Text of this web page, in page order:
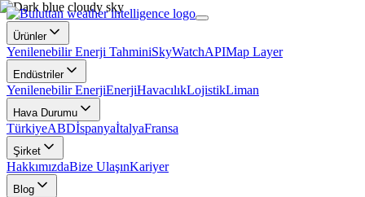
Ürünler
Yenilenebilir Enerji TahminiSkyWatchAPIMap Layer
Endüstriler
Yenilenebilir EnerjiEnerjiHavacılıkLojistikLiman
Hava Durumu
TürkiyeABDİspanyaİtalyaFransa
Şirket
HakkımızdaBize UlaşınKariyer
Blog